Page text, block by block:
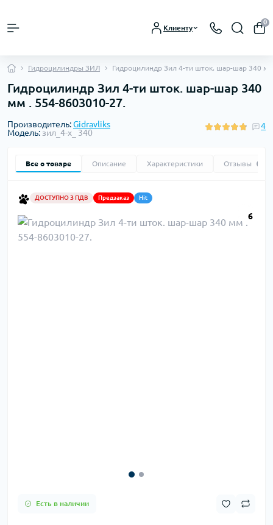
Клиенту
0
Гидроцилиндры ЗИЛ Гидроцилиндр Зил 4-ти шток. шар-шар 340
Гидроцилиндр Зил 4-ти шток. шар-шар 340
мм . 554-8603010-27.
Производитель:Gidravliks
Модель: зил_4-х_ 340
4
Все о товаре Описание Характеристики Отзывы
ДОСТУПНО З ПДВ Предзаказ Hit
6
Есть в наличии